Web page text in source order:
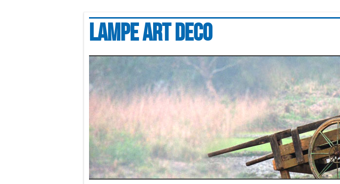
Lampe art deco